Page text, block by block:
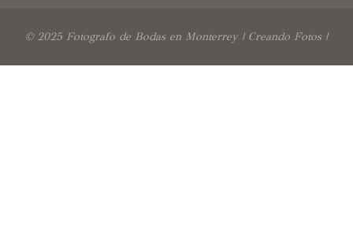
© 2025 Fotografo de Bodas en Monterrey | Creando Fotos |